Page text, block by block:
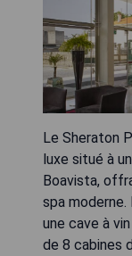
Le Sheraton
luxe situé à
Boavista,
spa
une cave à
de 8 cabines